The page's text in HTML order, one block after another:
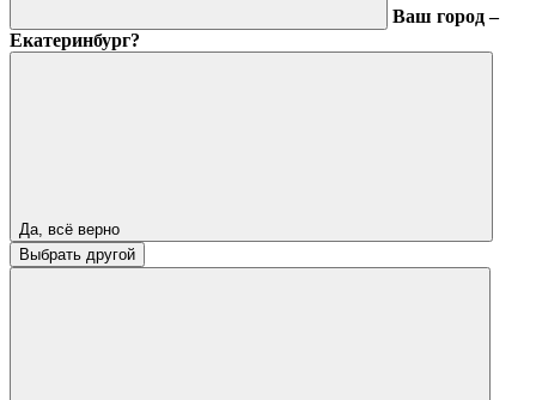
Ваш город –
Екатеринбург?
Да, всё верно
Выбрать другой